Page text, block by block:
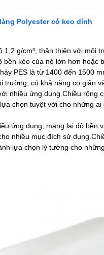
Polyester có keo dính
g/cm³, thân thiện với môi
kéo của nó lớn hơn hoặc
PES là từ 1400 đến 1500
trường, có khả năng co giãn
nhiều ứng dụng.Chiều rộng
chọn tuyệt vời cho những
ứng dụng, mang lại độ
nhiều mục đích sử
lựa chọn lý tưởng cho